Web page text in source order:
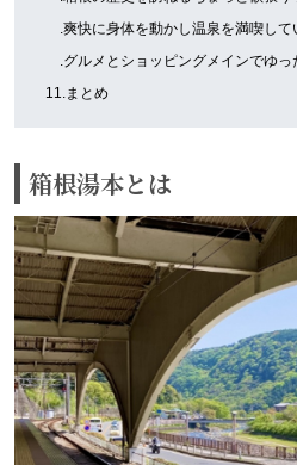
.爽快に身体を動かし温泉を満喫して
.グルメとショッピングメインでゆっ
11.まとめ
箱根湯本とは